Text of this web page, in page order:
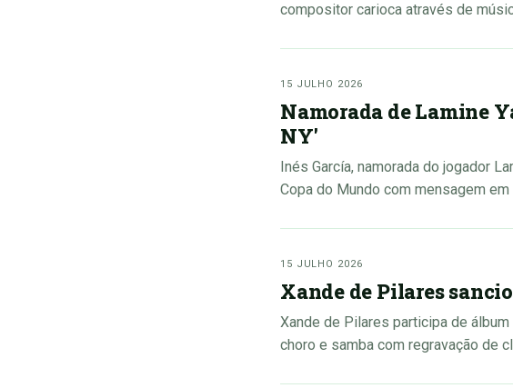
compositor carioca através de
15 JULHO 2026
Namorada de Lamine
NY'
Inés García, namorada do jogador
Copa do Mundo com mensagem
15 JULHO 2026
Xande de Pilares
Xande de Pilares participa de
choro e samba com regravação de